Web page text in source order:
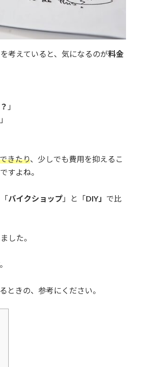
考えていると、気になるのが料金
」
」
きたり、少しでも費用を抑えるこ
すよね。
バイクショップ 」と「DIY」 で比
した。
ときの、参考にください。